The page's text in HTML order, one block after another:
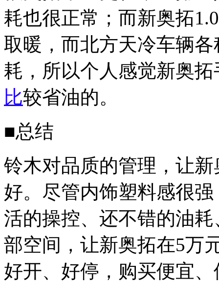
耗也很正常；而新奥拓
取暖，而北方天冷车辆
耗，所以个人感觉新奥
比较省油的。
■总结
铃木对品质的管理，让
好。尽管内饰塑料感很
活的操控、还不错的油
部空间，让新奥拓在5万
好开、好停，购买便宜